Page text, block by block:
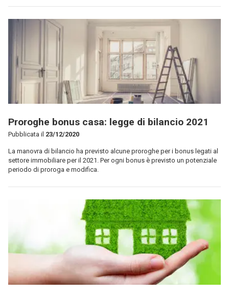
Proroghe bonus casa: legge di bilancio 2021
Pubblicata il 23/12/2020
La manovra di bilancio ha previsto alcune proroghe per i bonus legati al
settore immobiliare per il 2021. Per ogni bonus è previsto un potenziale
periodo di proroga e modifica.